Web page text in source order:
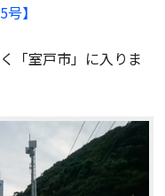
】
「室戸市」に入りま